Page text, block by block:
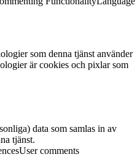
som denna tjänst använder
är cookies och pixlar som
data som samlas in av
tjänst.
User comments